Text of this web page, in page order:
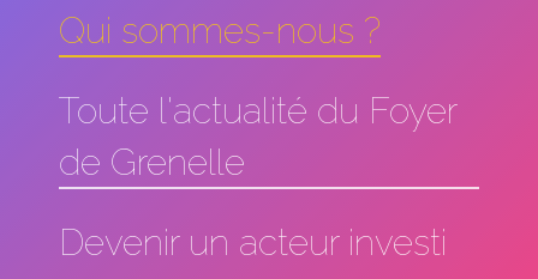
Qui sommes-nous ?
Toute l'actualité du Foyer
de Grenelle
Devenir un acteur investi